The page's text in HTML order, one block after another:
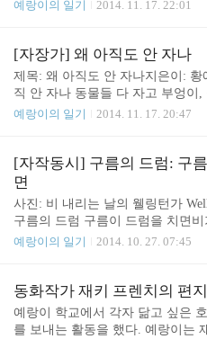
을 보며 지은 시. 2015년 1월 7일 예
~! 하늘을 날고 싶다, 생각만 하면
~ 신기하네!) 그리고 그 마을에는
어요. 그 남자애는위치, 자기가 어
리고원하는 대로 갈려면작아져야
예랑이의 일기 2014. 11. 17. 22:01
[자장가] 왜 아직도 안 자나
제목: 왜 아직도 안 자나지은이:
직 안 자나 동물들 다 자고 부엉이
안 자나 모두 다 자자 그제야 자네
예랑이의 일기 2014. 11. 17. 20:47
[자작동시] 구름의 드럼: 구
면
사진: 비 내리는 날의 웰링턴가
구름의 드럼 구름이 드럼을 치면
내린다가끔이지만 눈도 내린다 똑
는 빗소리를 들으며 예랑이 9살 (만
예랑이의 일기 2014. 10. 27. 07:45
동화작가 재키 프렌치의 편지
예랑이 학교에서 각자 닮고 싶은
를 보내는 활동을 했다. 예랑이는